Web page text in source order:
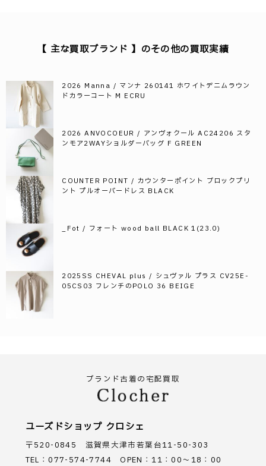
【 主な買取ブランド 】のその他の買取実績
2026 Manna / マンナ 260141 ホワイトデニムラウン
ドカラーコート M ECRU
2026 ANVOCOEUR / アンヴォクール AC24206 スタ
ンモア2WAYショルダーバッグ F GREEN
COUNTER POINT / カウンターポイント ブロックプリ
ント プルオーバードレス BLACK
_Fot / フォート wood ball BLACK 1(23.0)
2025SS CHEVAL plus / シュヴァル プラス CV25E-
05CS03 フレンチのPOLO 36 BEIGE
ブランド古着の宅配買取
ユーズドショップ クロシェ
〒520-0845 滋賀県大津市若葉台11-50-303
TEL：077-574-7744 OPEN：11：00～18：00